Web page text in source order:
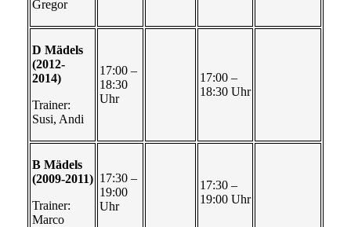
Gregor
D Mädels
(2012-
2014)
Trainer:
Susi, Andi
17:00 –
18:30
Uhr
17:00 –
18:30 Uhr
B Mädels
(2009-2011)
Trainer:
Marco
17:30 –
19:00
Uhr
17:30 –
19:00 Uhr